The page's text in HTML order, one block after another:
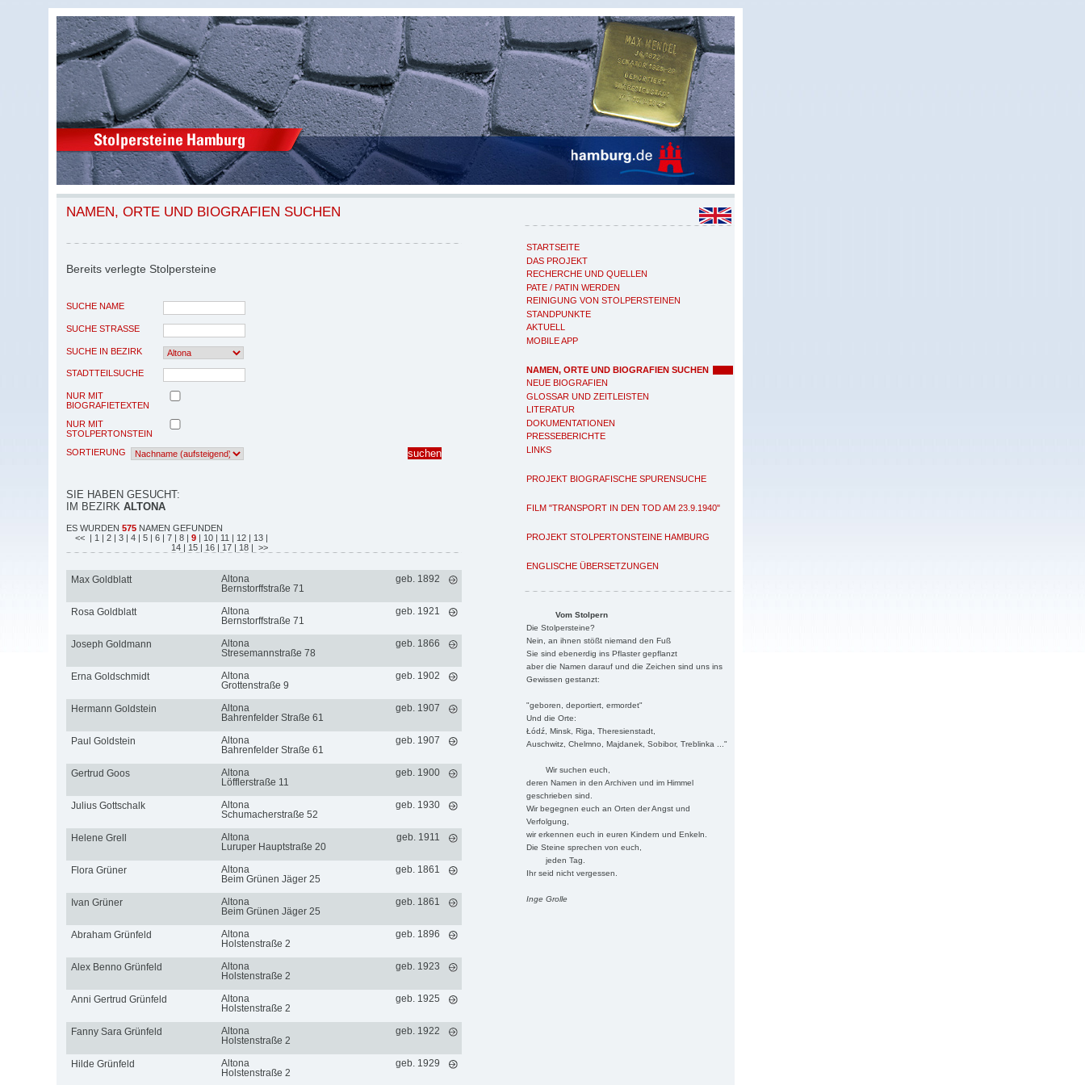
STARTSEITE
DAS PROJEKT
RECHERCHE UND QUELLEN
PATE / PATIN WERDEN
REINIGUNG VON STOLPERSTEINEN
STANDPUNKTE
AKTUELL
MOBILE APP
NAMEN, ORTE UND BIOGRAFIEN SUCHEN
NEUE BIOGRAFIEN
GLOSSAR UND ZEITLEISTEN
LITERATUR
DOKUMENTATIONEN
PRESSEBERICHTE
LINKS
PROJEKT BIOGRAFISCHE SPURENSUCHE
FILM "TRANSPORT IN DEN TOD AM 23.9.1940"
PROJEKT STOLPERTONSTEINE HAMBURG
ENGLISCHE ÜBERSETZUNGEN
Vom Stolpern
Die Stolpersteine?
Nein, an ihnen stößt niemand den Fuß
Sie sind ebenerdig ins Pflaster gepflanzt
aber die Namen darauf und die Zeichen sind uns ins
Gewissen gestanzt:
"geboren, deportiert, ermordet"
Und die Orte:
Łódź, Minsk, Riga, Theresienstadt,
Auschwitz, Chelmno, Majdanek, Sobibor, Treblinka ..."
Wir suchen euch,
deren Namen in den Archiven und im Himmel
geschrieben sind.
Wir begegnen euch an Orten der Angst und
Verfolgung,
wir erkennen euch in euren Kindern und Enkeln.
Die Steine sprechen von euch,
jeden Tag.
Ihr seid nicht vergessen.
Inge Grolle
NAMEN, ORTE UND BIOGRAFIEN SUCHEN
Bereits verlegte Stolpersteine
SUCHE NAME
SUCHE STRASSE
SUCHE IN BEZIRK
STADTTEILSUCHE
NUR MIT
BIOGRAFIETEXTEN
NUR MIT
STOLPERTONSTEIN
SORTIERUNG
SIE HABEN GESUCHT:
IM BEZIRK ALTONA
ES WURDEN 575 NAMEN GEFUNDEN
<< | 1 | 2 | 3 | 4 | 5 | 6 | 7 | 8 | 9 | 10 | 11 | 12 | 13 |
14 | 15 | 16 | 17 | 18 | >>
Max Goldblatt
Altona
Bernstorffstraße 71
geb. 1892
Rosa Goldblatt
Altona
Bernstorffstraße 71
geb. 1921
Joseph Goldmann
Altona
Stresemannstraße 78
geb. 1866
Erna Goldschmidt
Altona
Grottenstraße 9
geb. 1902
Hermann Goldstein
Altona
Bahrenfelder Straße 61
geb. 1907
Paul Goldstein
Altona
Bahrenfelder Straße 61
geb. 1907
Gertrud Goos
Altona
Löfflerstraße 11
geb. 1900
Julius Gottschalk
Altona
Schumacherstraße 52
geb. 1930
Helene Grell
Altona
Luruper Hauptstraße 20
geb. 1911
Flora Grüner
Altona
Beim Grünen Jäger 25
geb. 1861
Ivan Grüner
Altona
Beim Grünen Jäger 25
geb. 1861
Abraham Grünfeld
Altona
Holstenstraße 2
geb. 1896
Alex Benno Grünfeld
Altona
Holstenstraße 2
geb. 1923
Anni Gertrud Grünfeld
Altona
Holstenstraße 2
geb. 1925
Fanny Sara Grünfeld
Altona
Holstenstraße 2
geb. 1922
Hilde Grünfeld
Altona
Holstenstraße 2
geb. 1929